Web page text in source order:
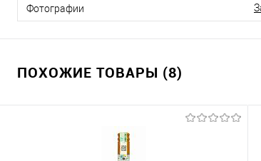
Фотографии
ПОХОЖИЕ ТОВАРЫ (8)